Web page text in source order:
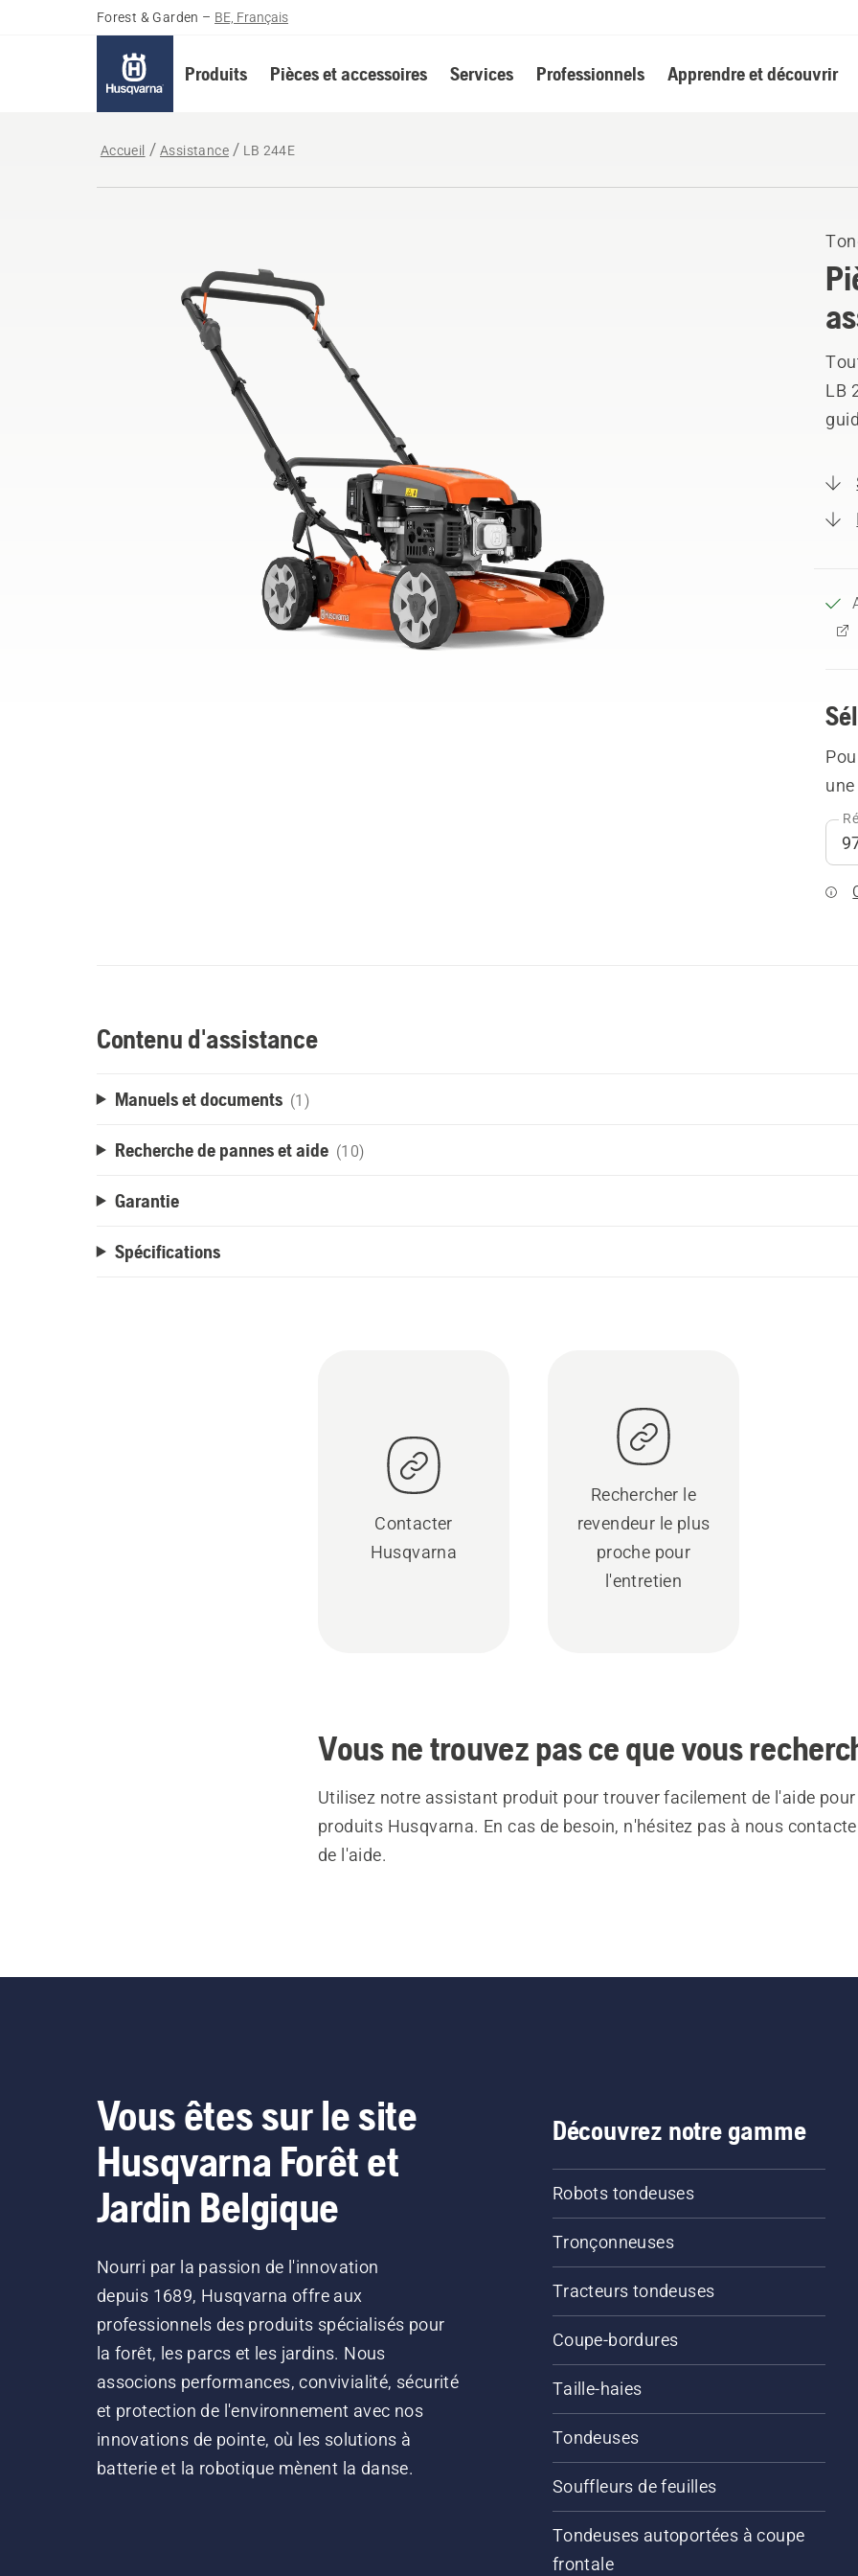
Forest & Garden – BE, Français
Produits Pièces et accessoires Services Professionnels Apprendre et découvrir
Accueil Assistance LB 244E
LB
Contenu d'assistance
Manuels et documents (1)
Recherche de pannes et aide (10)
Garantie
Spécifications
Contacter
Husqvarna
Rechercher le
revendeur le plus
proche pour
l'entretien
Vous ne trouvez pas ce que vous
Utilisez notre assistant produit pour trouver facilement de l'aide
produits Husqvarna. En cas de besoin, n'hésitez pas à nous
de l'aide.
Vous êtes sur le site
Husqvarna Forêt et
Jardin Belgique
Nourri par la passion de l'innovation
depuis 1689, Husqvarna offre aux
professionnels des produits spécialisés pour
la forêt, les parcs et les jardins. Nous
associons performances, convivialité, sécurité
et protection de l'environnement avec nos
innovations de pointe, où les solutions à
batterie et la robotique mènent la danse.
Découvrez notre gamme
Robots tondeuses
Tronçonneuses
Tracteurs tondeuses
Coupe-bordures
Taille-haies
Tondeuses
Souffleurs de feuilles
Tondeuses autoportées à coupe
frontale